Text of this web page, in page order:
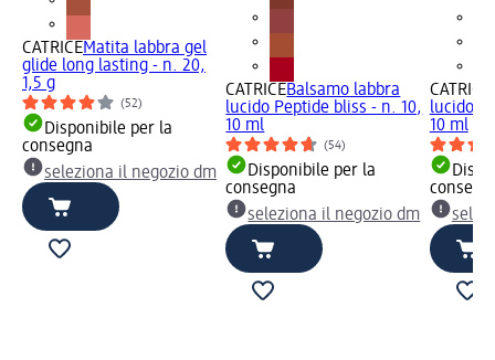
CATRICEMatita labbra gel
glide long lasting - n. 20,
1,5 g
(52)
Disponibile per la
consegna
seleziona il negozio dm
CATRICEBalsamo labbra
lucido Peptide bliss - n. 10,
10 ml
(54)
Disponibile per la
consegna
seleziona il negozio dm
CATRICE
lucido
10 ml